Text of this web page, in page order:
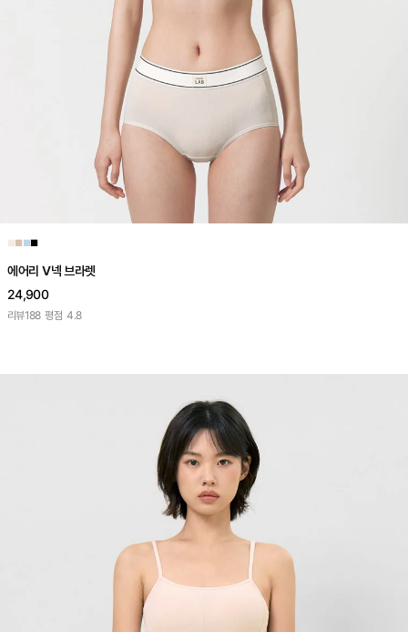
■■■■
에어리 V넥 브라렛
24,900
리뷰188 평점 4.8